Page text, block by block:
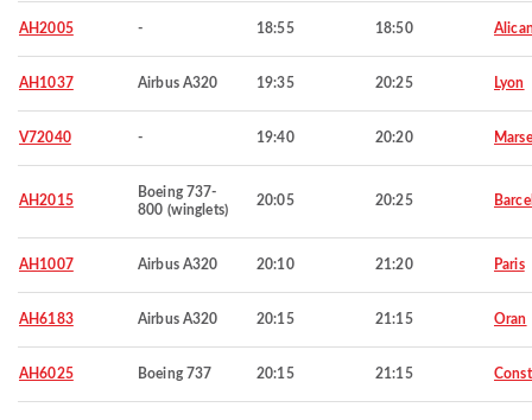
AH2005 - 18:55 18:50
AH1037 Airbus A320 19:35 20:25 Lyon
V72040 - 19:40 20:20
AH2015
Boeing 737-
800 (winglets)
20:05 20:25
AH1007 Airbus A320 20:10 21:20 Paris
AH6183 Airbus A320 20:15 21:15 Oran
AH6025 Boeing 737 20:15 21:15